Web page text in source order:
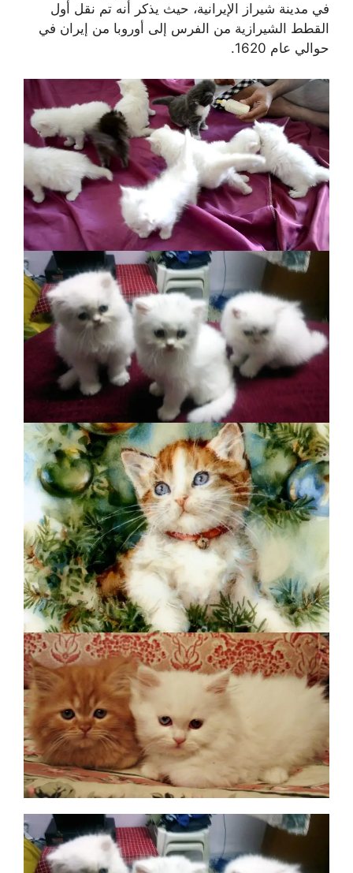
في مدينة شيراز الإيرانية، حيث يذكر أنه تم نقل أول
القطط الشيرازية من الفرس إلى أوروبا من إيران في
حوالي عام 1620.